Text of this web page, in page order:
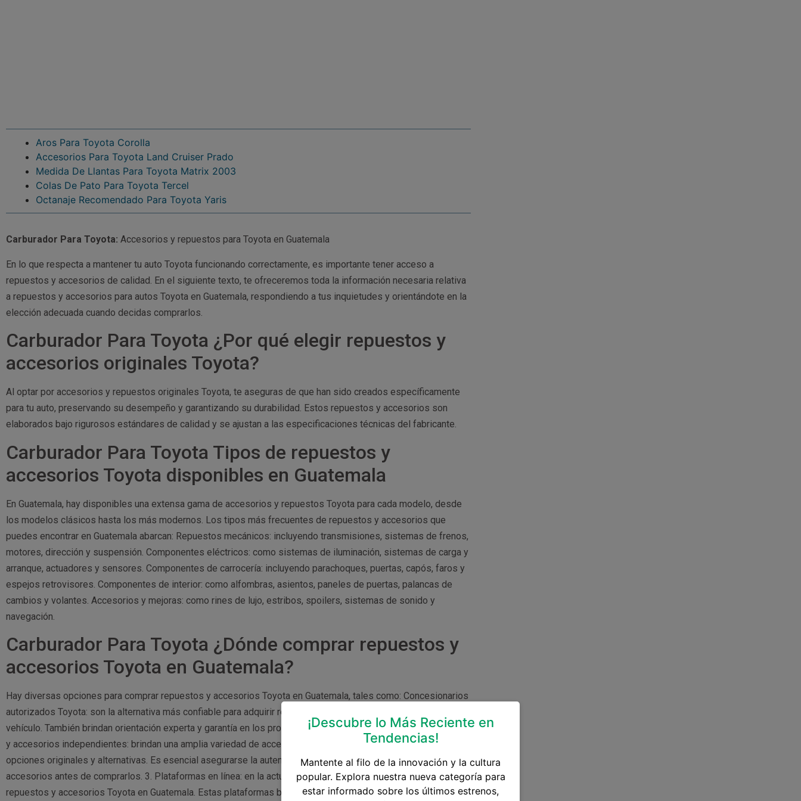
Aros Para Toyota Corolla
Accesorios Para Toyota Land Cruiser Prado
Medida De Llantas Para Toyota Matrix 2003
Colas De Pato Para Toyota Tercel
Octanaje Recomendado Para Toyota Yaris
Carburador Para Toyota: Accesorios y repuestos para Toyota en Guatemala
En lo que respecta a mantener tu auto Toyota funcionando correctamente, es importante tener acceso a
repuestos y accesorios de calidad. En el siguiente texto, te ofreceremos toda la información necesaria relativa
a repuestos y accesorios para autos Toyota en Guatemala, respondiendo a tus inquietudes y orientándote en la
elección adecuada cuando decidas comprarlos.
Carburador Para Toyota ¿Por qué elegir repuestos y
accesorios originales Toyota?
Al optar por accesorios y repuestos originales Toyota, te aseguras de que han sido creados específicamente
para tu auto, preservando su desempeño y garantizando su durabilidad. Estos repuestos y accesorios son
elaborados bajo rigurosos estándares de calidad y se ajustan a las especificaciones técnicas del fabricante.
Carburador Para Toyota Tipos de repuestos y
accesorios Toyota disponibles en Guatemala
En Guatemala, hay disponibles una extensa gama de accesorios y repuestos Toyota para cada modelo, desde
los modelos clásicos hasta los más modernos. Los tipos más frecuentes de repuestos y accesorios que
puedes encontrar en Guatemala abarcan: Repuestos mecánicos: incluyendo transmisiones, sistemas de frenos,
motores, dirección y suspensión. Componentes eléctricos: como sistemas de iluminación, sistemas de carga y
arranque, actuadores y sensores. Componentes de carrocería: incluyendo parachoques, puertas, capós, faros y
espejos retrovisores. Componentes de interior: como alfombras, asientos, paneles de puertas, palancas de
cambios y volantes. Accesorios y mejoras: como rines de lujo, estribos, spoilers, sistemas de sonido y
navegación.
Carburador Para Toyota ¿Dónde comprar repuestos y
accesorios Toyota en Guatemala?
Hay diversas opciones para comprar repuestos y accesorios Toyota en Guatemala, tales como: Concesionarios
autorizados Toyota: son la alternativa más confiable para adquirir repuestos y accesorios originales para tu
vehículo. También brindan orientación experta y garantía en los productos que venden. Comercios de repuestos
y accesorios independientes: brindan una amplia variedad de accesorios y repuestos Toyota, incluyendo
opciones originales y alternativas. Es esencial asegurarse la autenticidad y calidad de los repuestos y
accesorios antes de comprarlos. 3. Plataformas en línea: en la actualidad, hay plataformas en línea que venden
repuestos y accesorios Toyota en Guatemala. Estas plataformas brindan precios atractivos y envío a domicilio.
¡Descubre lo Más Reciente en
Tendencias!
Mantente al filo de la innovación y la cultura
popular. Explora nuestra nueva categoría para
estar informado sobre los últimos estrenos,